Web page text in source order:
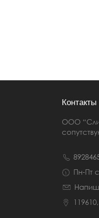
Контакты
ООО
Пн-Пт